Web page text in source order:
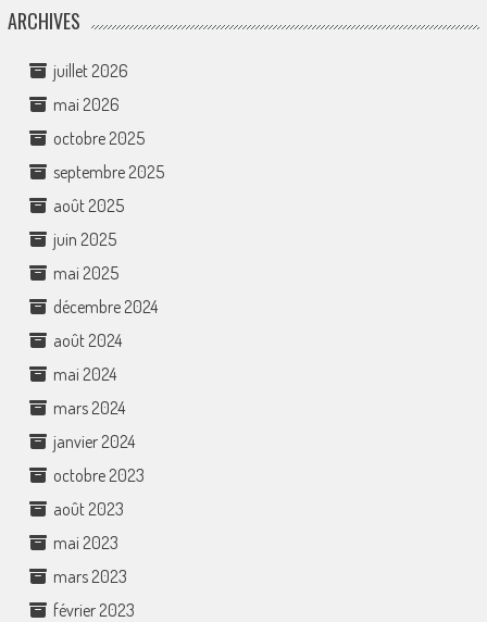
ARCHIVES
juillet 2026
mai 2026
octobre 2025
septembre 2025
août 2025
juin 2025
mai 2025
décembre 2024
août 2024
mai 2024
mars 2024
janvier 2024
octobre 2023
août 2023
mai 2023
mars 2023
février 2023